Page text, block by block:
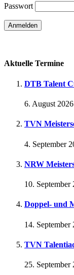
Passwort
Aktuelle Termine
DTB Talent
6. August 2026
TVN
4. September
NRW
10. September
Doppel- und
14. September
TVN
25. September